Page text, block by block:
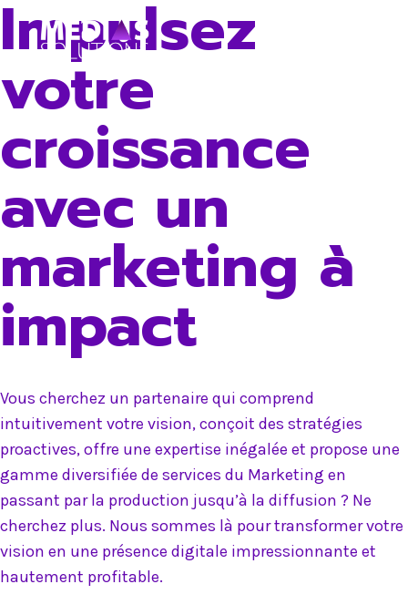
Skip
Impulsez
votre
croissance
avec un
marketing à
impact
Vous cherchez un partenaire qui comprend
intuitivement votre vision, conçoit des stratégies
proactives, offre une expertise inégalée et propose une
gamme diversifiée de services du Marketing en
passant par la production jusqu’à la diffusion ? Ne
cherchez plus. Nous sommes là pour transformer votre
vision en une présence digitale impressionnante et
hautement profitable.